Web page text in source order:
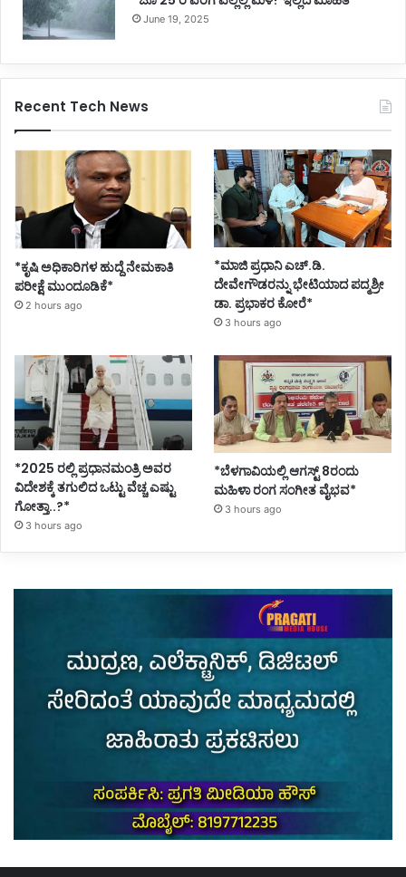
June 19, 2025
Recent Tech News
*ಕೃಷಿ ಅಧಿಕಾರಿಗಳ ಹುದ್ದೆ ನೇಮಕಾತಿ
ಪರೀಕ್ಷೆ ಮುಂದೂಡಿಕೆ*
2 hours ago
*ಮಾಜಿ ಪ್ರಧಾನಿ ಎಚ್.ಡಿ.
ದೇವೇಗೌಡರನ್ನು ಭೇಟಿಯಾದ ಪದ್ಮಶ್ರೀ
ಡಾ. ಪ್ರಭಾಕರ ಕೋರೆ*
3 hours ago
*2025 ರಲ್ಲಿ ಪ್ರಧಾನಮಂತ್ರಿ ಅವರ
ವಿದೇಶಕ್ಕೆ ತಗುಲಿದ ಒಟ್ಟು ವೆಚ್ಚ ಎಷ್ಟು
ಗೋತ್ತಾ..?*
3 hours ago
*ಬೆಳಗಾವಿಯಲ್ಲಿ ಆಗಸ್ಟ್ 8ರಂದು
ಮಹಿಳಾ ರಂಗ ಸಂಗೀತ ವೈಭವ*
3 hours ago